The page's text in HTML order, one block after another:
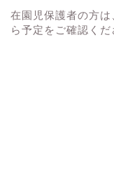
在園児保護者の方
ら予定をご確認くだ